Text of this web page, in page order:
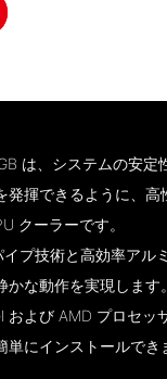
は、システムの安定
発揮できるように、高
クーラーです。
プ技術と高効率アル
かな動作を実現します。
および AMD プロセッ
にインストールでき